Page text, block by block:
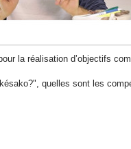
la réalisation d’objectifs
quelles sont les